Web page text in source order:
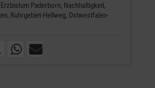
Erzbistum Paderborn, Nachhaltigkeit,
Ruhrgebiet-Hellweg, Ostwestfalen-